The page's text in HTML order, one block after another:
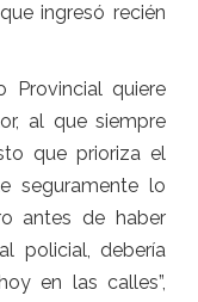
ingresó recién
Provincial quiere
al que siempre
que prioriza el
seguramente lo
antes de haber
policial, debería
en las calles”,